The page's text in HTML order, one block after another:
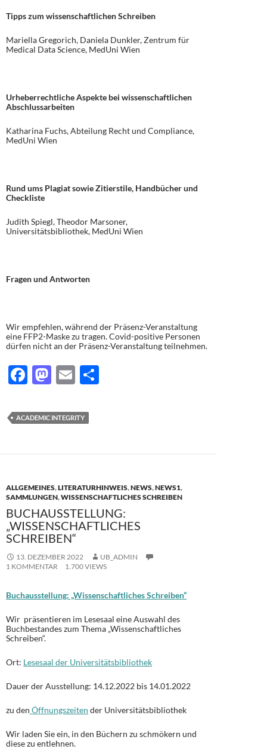
Tipps zum wissenschaftlichen Schreiben
Mariella Gregorich, Daniela Dunkler, Zentrum für
Medical Data Science, MedUni Wien
Urheberrechtliche Aspekte bei wissenschaftlichen
Abschlussarbeiten
Katharina Fuchs, Abteilung Recht und Compliance,
MedUni Wien
Rund ums Plagiat sowie Zitierstile, Handbücher und
Checkliste
Judith Spiegl, Theodor Marsoner,
Universitätsbibliothek, MedUni Wien
Fragen und Antworten
Wir empfehlen, während der Präsenz-Veranstaltung
eine FFP2-Maske zu tragen. Covid-positive Personen
dürfen nicht an der Präsenz-Veranstaltung teilnehmen.
F
e
b
o
k
M
to
d
o
E
ail
ACADEMIC INTEGRITY
ALLGEMEINES,LITERATURHINWEIS,NEWS,NEWS1,
SAMMLUNGEN,WISSENSCHAFTLICHES SCHREIBEN
BUCHAUSSTELLUNG:
„WISSENSCHAFTLICHES
SCHREIBEN“
13. DEZEMBER 2022
UB_ADMIN
1 KOMMENTAR
1.700 VIEWS
Buchausstellung: „Wissenschaftliches Schreiben“
Wir präsentieren im Lesesaal eine Auswahl des
Buchbestandes zum Thema „Wissenschaftliches
Schreiben“.
Ort: Lesesaal der Universitätsbibliothek
Dauer der Ausstellung: 14.12.2022 bis 14.01.2022
zu den Öffnungszeiten der Universitätsbibliothek
Wir laden Sie ein, in den Büchern zu schmökern und
diese zu entlehnen.